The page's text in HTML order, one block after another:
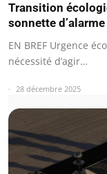
Transition
sonnette
EN BREF Urgence
nécessité d’agir…
28 décembre 2025